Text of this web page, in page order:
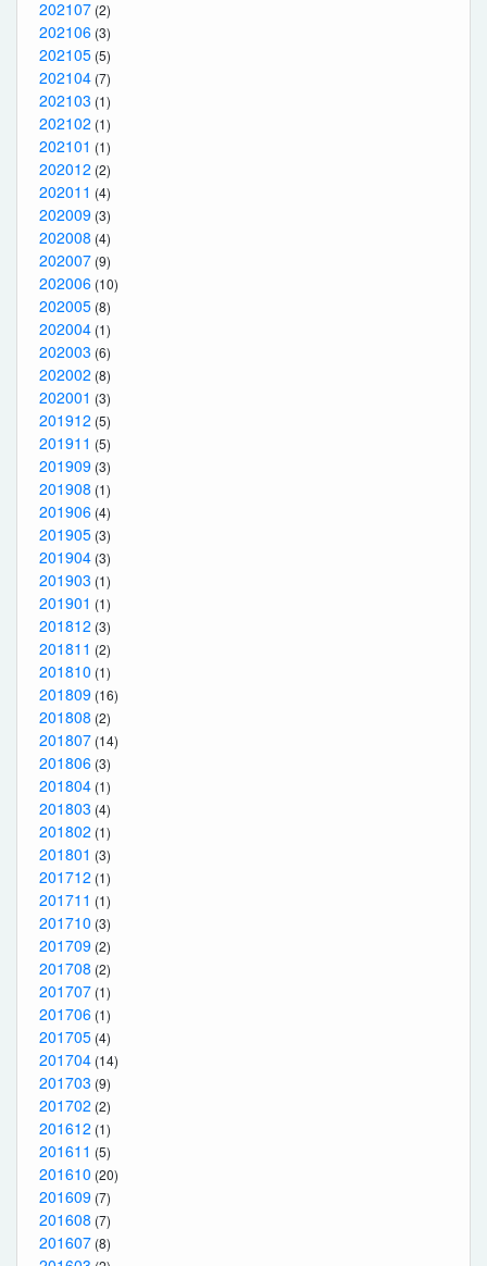
202107 (2)
202106 (3)
202105 (5)
202104 (7)
202103 (1)
202102 (1)
202101 (1)
202012 (2)
202011 (4)
202009 (3)
202008 (4)
202007 (9)
202006 (10)
202005 (8)
202004 (1)
202003 (6)
202002 (8)
202001 (3)
201912 (5)
201911 (5)
201909 (3)
201908 (1)
201906 (4)
201905 (3)
201904 (3)
201903 (1)
201901 (1)
201812 (3)
201811 (2)
201810 (1)
201809 (16)
201808 (2)
201807 (14)
201806 (3)
201804 (1)
201803 (4)
201802 (1)
201801 (3)
201712 (1)
201711 (1)
201710 (3)
201709 (2)
201708 (2)
201707 (1)
201706 (1)
201705 (4)
201704 (14)
201703 (9)
201702 (2)
201612 (1)
201611 (5)
201610 (20)
201609 (7)
201608 (7)
201607 (8)